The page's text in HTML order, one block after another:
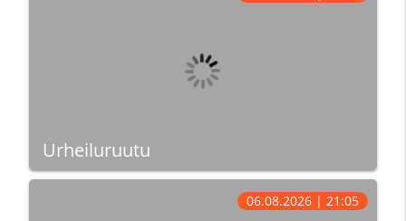
Urheiluruutu
06.08.2026 | 21:05